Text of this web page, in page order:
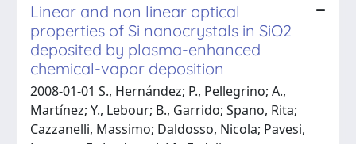
Linear and non linear optical
properties of Si nanocrystals in SiO2
deposited by plasma-enhanced
chemical-vapor deposition
2008-01-01 S., Hernández; P., Pellegrino; A.,
Martínez; Y., Lebour; B., Garrido; Spano, Rita;
Cazzanelli, Massimo; Daldosso, Nicola; Pavesi,